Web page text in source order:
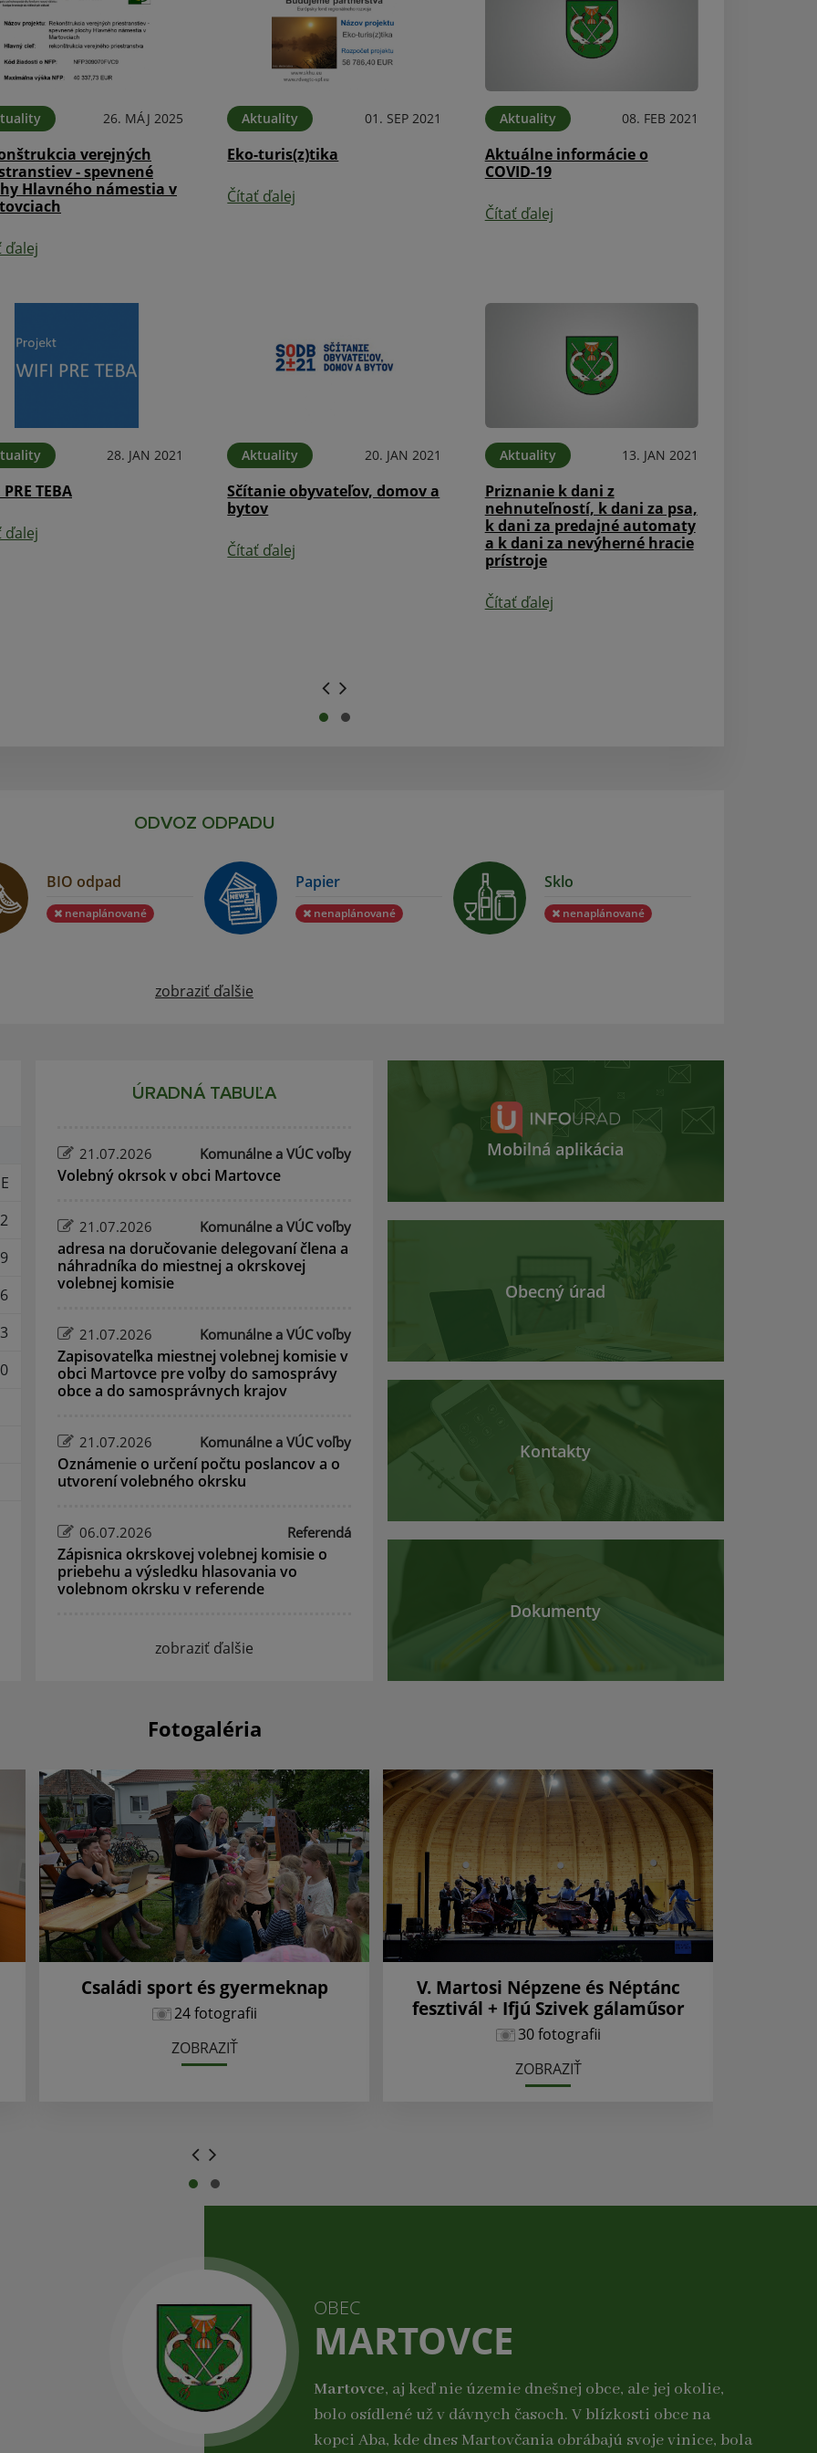
26. MÁJ 2025
verejných
- spevnené
Hlavného námestia v
ďalej
Aktuality 01. SEP 2021
Eko-turis(z)tika
Čítať ďalej
Aktuality 08. FEB 2021
Aktuálne informácie o
COVID-19
Čítať ďalej
28. JAN 2021
TEBA
ďalej
Aktuality 20. JAN 2021
Sčítanie obyvateľov, domov a
bytov
Čítať ďalej
Aktuality 13. JAN 2021
Priznanie k dani z
nehnuteľností, k dani za psa,
k dani za predajné automaty
a k dani za nevýherné hracie
prístroje
Čítať ďalej
.
ODVOZ ODPADU
BIO odpad
nenaplánované
Papier
nenaplánované
Sklo
nenaplánované
zobraziť ďalšie
ÚRADNÁ TABUĽA
21.07.2026 Komunálne a VÚC voľby
Volebný okrsok v obci Martovce
21.07.2026 Komunálne a VÚC voľby
adresa na doručovanie delegovaní člena a
náhradníka do miestnej a okrskovej
volebnej komisie
21.07.2026 Komunálne a VÚC voľby
Zapisovateľka miestnej volebnej komisie v
obci Martovce pre voľby do samosprávy
obce a do samosprávnych krajov
21.07.2026 Komunálne a VÚC voľby
Oznámenie o určení počtu poslancov a o
utvorení volebného okrsku
06.07.2026 Referendá
Zápisnica okrskovej volebnej komisie o
priebehu a výsledku hlasovania vo
volebnom okrsku v referende
zobraziť ďalšie
Mobilná aplikácia
Obecný úrad
Kontakty
Dokumenty
Fotogaléria
Családi sport és gyermeknap
24 fotografii
ZOBRAZIŤ
V. Martosi Népzene és Néptánc
fesztivál + Ifjú Szivek gálaműsor
30 fotografii
ZOBRAZIŤ
OBEC
MARTOVCE
Martovce, aj keď nie územie dnešnej obce, ale jej okolie,
bolo osídlené už v dávnych časoch. V blízkosti obce na
kopci Aba, kde dnes Martovčania obrábajú svoje vinice, bola